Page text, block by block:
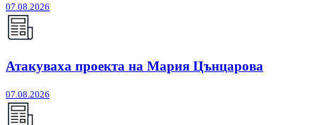
07.08.2026
Атакуваха проекта на Мария Цънцарова
07.08.2026